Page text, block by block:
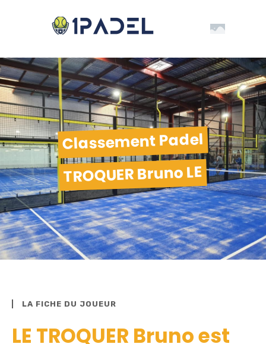
Classement Padel
TROQUER Bruno LE
LA FICHE DU JOUEUR
LE TROQUER Bruno est